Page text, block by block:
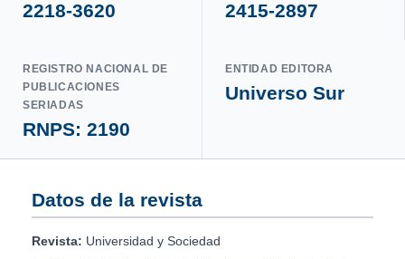
2218-3620 2415-2897
REGISTRO NACIONAL DE
PUBLICACIONES
SERIADAS
RNPS: 2190
ENTIDAD EDITORA
Universo Sur
Datos de la revista
Revista: Universidad y Sociedad